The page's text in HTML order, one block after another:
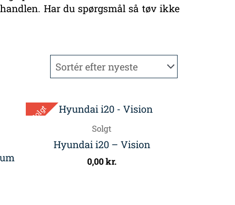
Har du spørgsmål så tøv ikke
Solgt
Solgt
Hyundai i20 – Vision
0,00kr.